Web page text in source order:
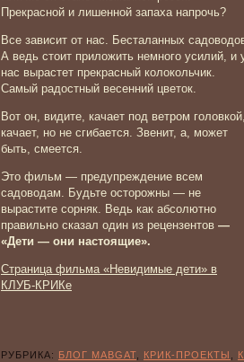
Прекрасной и лишенной запаха напрочь?
Все зависит от нас. Бесталанных
А ведь стоит приложить немного усилий, и
нас вырастет прекрасный колокольчик.
Самый радостный весенний цветок.
Вот он, видите, качает под ветром головкой,
качает, но не сгибается. Звенит, а, может
быть, смеется.
Это фильм — предупреждение всем
садоводам. Будьте осторожны — не
вырастите сорняк. Ведь как абсолютно
правильно сказал один из рецензентов —
«Дети — они настоящие».
Страница фильма «Невидимые дети» в
КЛУБ-КРИКе
РУБРИКА: БЛОГ MABGAT КРИК-ПРОЕКТЫ